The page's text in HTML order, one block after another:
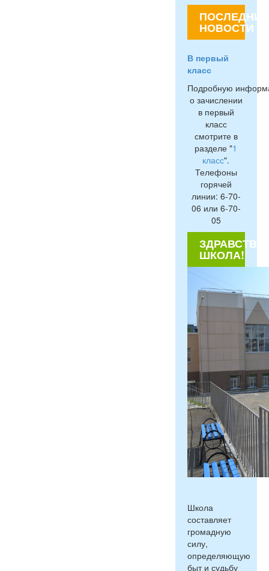
ПОСЛЕДНИЕ
НОВОСТИ
В первый
класс
Подробную
о зачислении
в первый
класс
смотрите в
разделе "1
класс".
Телефоны
горячей
линии: 6-70-
06 или 6-70-
05
ШКОЛА!
Школа
составляет
громадную
силу,
определяющую
быт и судьбу